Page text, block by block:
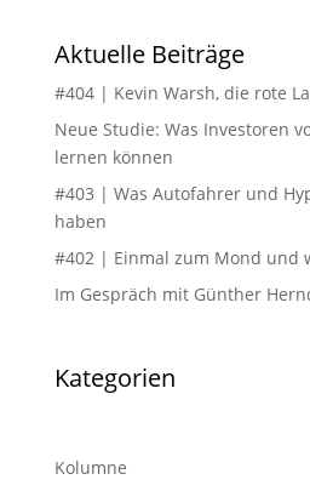
Aktuelle Beiträge
#404 | Kevin Warsh, die rote
Neue Studie: Was Investoren
lernen können
#403 | Was Autofahrer und
haben
#402 | Einmal zum Mond und
Im Gespräch mit Günther
Kategorien
Kolumne